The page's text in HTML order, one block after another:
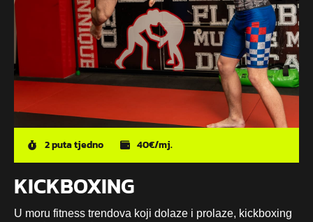
2 puta tjedno 40€/mj.
KICKBOXING
U moru fitness trendova koji dolaze i prolaze, kickboxing